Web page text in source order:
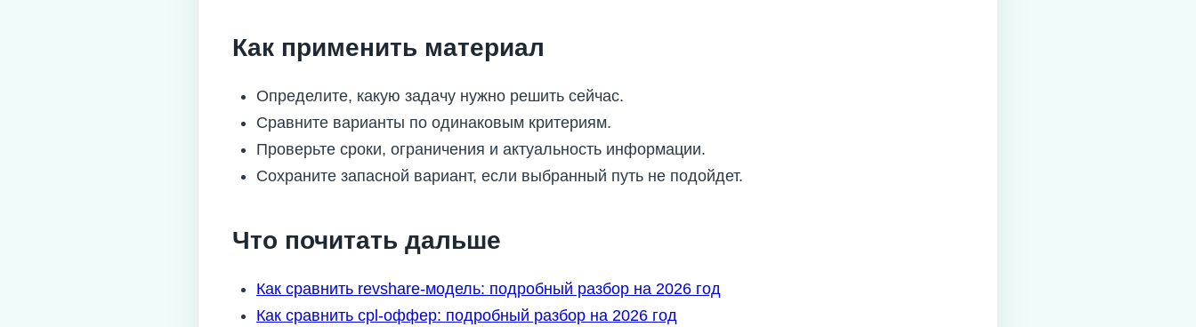
Как применить материал
Определите, какую задачу нужно решить сейчас.
Сравните варианты по одинаковым критериям.
Проверьте сроки, ограничения и актуальность информации.
Сохраните запасной вариант, если выбранный путь не подойдет.
Что почитать дальше
Как сравнить revshare-модель: подробный разбор на 2026 год
Как сравнить cpl-оффер: подробный разбор на 2026 год